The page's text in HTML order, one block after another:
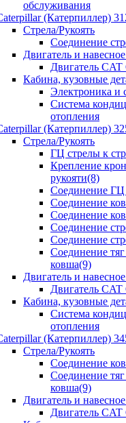
обслуживания
(Катерпиллер)
Стрела/Рукоять
Соединение
Двигатель и
Двигатель CAT
Кабина, кузовные
Электроника и
Система
отопления
(Катерпиллер)
Стрела/Рукоять
ГЦ стрелы к
Крепление
рукояти(8)
Соединение ГЦ
Соединение
Соединение
Соединение
Соединение
Соединение
ковша(9)
Двигатель и
Двигатель CAT
Кабина, кузовные
Система
отопления
(Катерпиллер)
Стрела/Рукоять
Соединение
Соединение
ковша(9)
Двигатель и
Двигатель CAT